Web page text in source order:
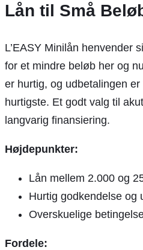
Lån til Små
L’EASY Minilån henvender
for et mindre beløb her og
er hurtig, og udbetalingen
hurtigste. Et godt valg til
langvarig finansiering.
Højdepunkter:
Lån mellem 2.000 og
Hurtig godkendelse og
Overskuelige
Fordele: